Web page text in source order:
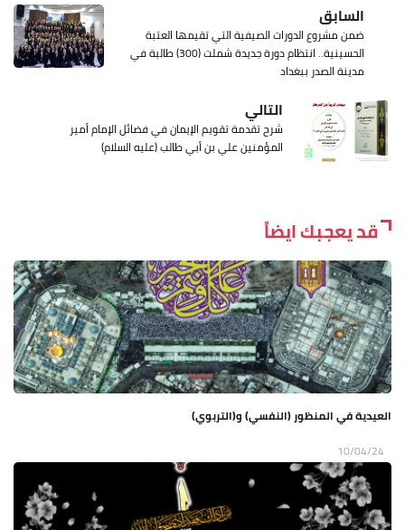
السابق
ضمن مشروع الدورات الصيفية التي تقيمها العتبة
الحسينية.. انتظام دورة جديدة شملت (300) طالبة في
مدينة الصدر ببغداد
التالي
شرح تقدمة تقويم الإيمان في فضائل الإمام أمير
المؤمنين علي بن أبي طالب (عليه السلام)
قد يعجبك ايضاً
العيدية في المنظور (النفسي) و(التربوي)
10/04/24